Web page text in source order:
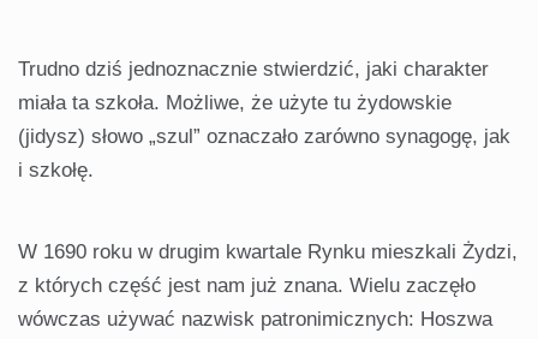
Trudno dziś jednoznacznie stwierdzić, jaki charakter
miała ta szkoła. Możliwe, że użyte tu żydowskie
(jidysz) słowo „szul” oznaczało zarówno synagogę, jak
i szkołę.
W 1690 roku w drugim kwartale Rynku mieszkali Żydzi,
z których część jest nam już znana. Wielu zaczęło
wówczas używać nazwisk patronimicznych: Hoszwa